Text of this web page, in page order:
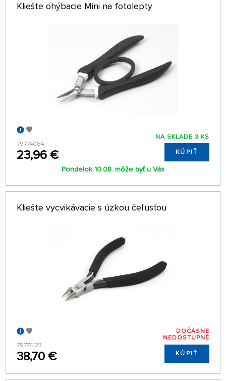
Kliešte ohýbacie Mini na fotolepty
79774084
23,96 €
NA SKLADE 3 KS
KÚPIŤ
Pondelok 10.08. môže byť u Vás
Kliešte vycvikávacie s úzkou čeľusťou
79774123
38,70 €
DOČASNE
NEDOSTUPNÉ
KÚPIŤ